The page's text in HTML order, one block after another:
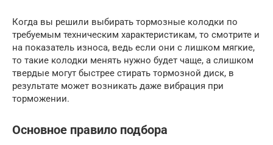
Когда вы решили выбирать тормозные колодки по
требуемым техническим характеристикам, то смотрите и
на показатель износа, ведь если они с лишком мягкие,
то такие колодки менять нужно будет чаще, а слишком
твердые могут быстрее стирать тормозной диск, в
результате может возникать даже вибрация при
торможении.
Основное правило подбора